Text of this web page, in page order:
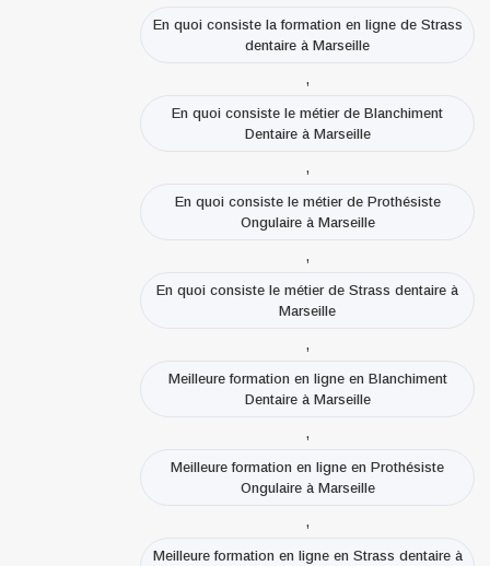
En quoi consiste la formation en ligne de Strass
dentaire à Marseille
,
En quoi consiste le métier de Blanchiment
Dentaire à Marseille
,
En quoi consiste le métier de Prothésiste
Ongulaire à Marseille
,
En quoi consiste le métier de Strass dentaire à
Marseille
,
Meilleure formation en ligne en Blanchiment
Dentaire à Marseille
,
Meilleure formation en ligne en Prothésiste
Ongulaire à Marseille
,
Meilleure formation en ligne en Strass dentaire à